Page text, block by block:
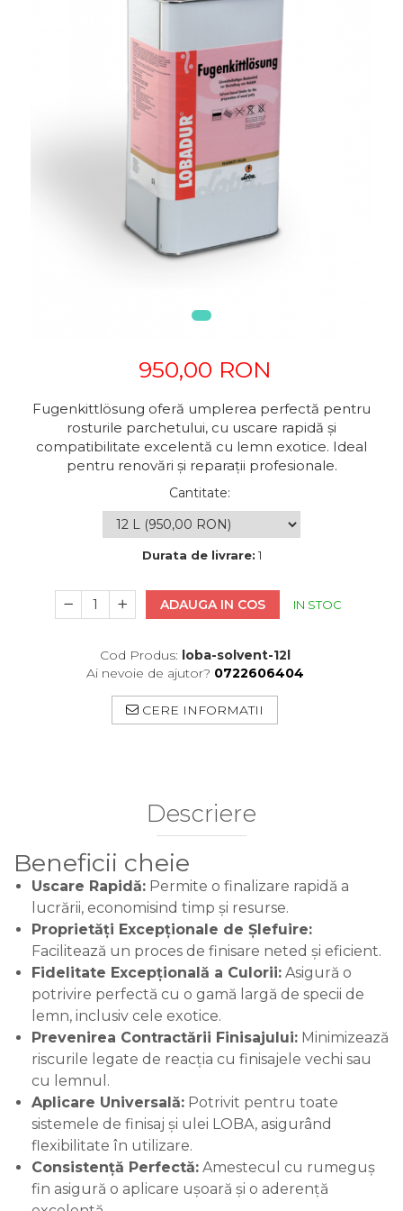
950,00 RON
Fugenkittlösung oferă umplerea perfectă pentru
rosturile parchetului, cu uscare rapidă și
compatibilitate excelentă cu lemn exotice. Ideal
pentru renovări și reparații profesionale.
Cantitate:
Durata de livrare: 1
ADAUGA IN COS IN STOC
Cod Produs: loba-solvent-12l
Ai nevoie de ajutor? 0722606404
CERE INFORMATII
Descriere
Beneficii cheie
Uscare Rapidă: Permite o finalizare rapidă a
lucrării, economisind timp și resurse.
Proprietăți Excepționale de Șlefuire:
Facilitează un proces de finisare neted și eficient.
Fidelitate Excepțională a Culorii: Asigură o
potrivire perfectă cu o gamă largă de specii de
lemn, inclusiv cele exotice.
Prevenirea Contractării Finisajului: Minimizează
riscurile legate de reacția cu finisajele vechi sau
cu lemnul.
Aplicare Universală: Potrivit pentru toate
sistemele de finisaj și ulei LOBA, asigurând
flexibilitate în utilizare.
Consistență Perfectă: Amestecul cu rumeguș
fin asigură o aplicare ușoară și o aderență